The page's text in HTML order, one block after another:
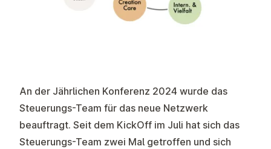
An der Jährlichen Konferenz 2024 wurde das
Steuerungs-Team für das neue Netzwerk
beauftragt. Seit dem KickOff im Juli hat sich das
Steuerungs-Team zwei Mal getroffen und sich